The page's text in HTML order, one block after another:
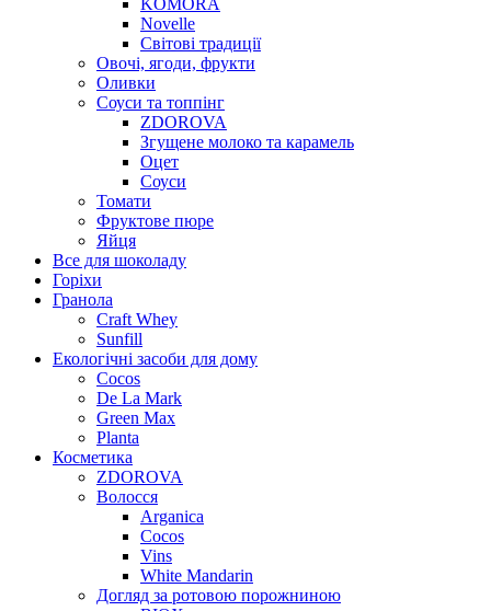
KOMORA
Novelle
Світові традиції
Овочі, ягоди, фрукти
Оливки
Соуси та топпінг
ZDOROVA
Згущене молоко та карамель
Оцет
Соуси
Томати
Фруктове пюре
Яйця
Все для шоколаду
Горіхи
Гранола
Craft Whey
Sunfill
Екологічні засоби для дому
Cocos
De La Mark
Green Max
Planta
Косметика
ZDOROVA
Волосся
Arganica
Cocos
Vins
White Mandarin
Догляд за ротовою порожниною